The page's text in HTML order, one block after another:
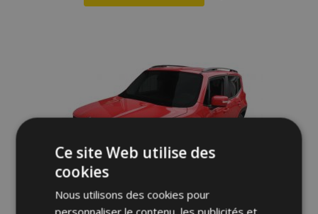
liste
d'achats
Ce site Web utilise des
cookies
Nous utilisons des cookies pour